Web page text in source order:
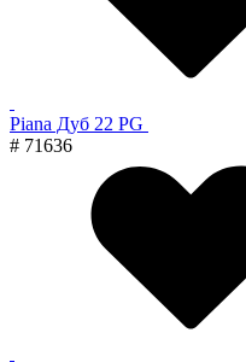
Piana Дуб 22 PG
# 71636